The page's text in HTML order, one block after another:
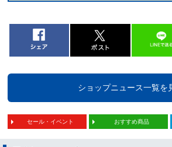
ショップニュース一覧を
セール・イベント おすすめ商品